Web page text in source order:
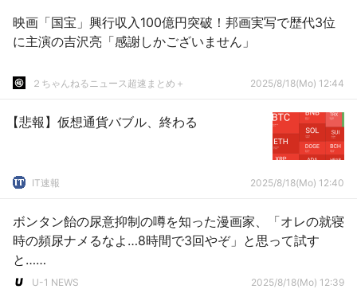
映画「国宝」興行収入100億円突破！邦画実写で歴代3位
に主演の吉沢亮「感謝しかございません」
２ちゃんねるニュース超速まとめ＋ 2025/8/18(Mo) 12:44
【悲報】仮想通貨バブル、終わる
IT速報 2025/8/18(Mo) 12:40
ボンタン飴の尿意抑制の噂を知った漫画家、「オレの就寝
時の頻尿ナメるなよ…8時間で3回やぞ」と思って試す
と……
U-1 NEWS 2025/8/18(Mo) 12:39